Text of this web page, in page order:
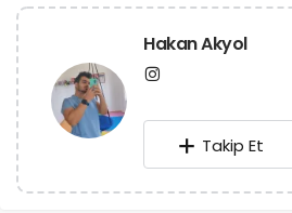
Hakan Akyol
Takip Et